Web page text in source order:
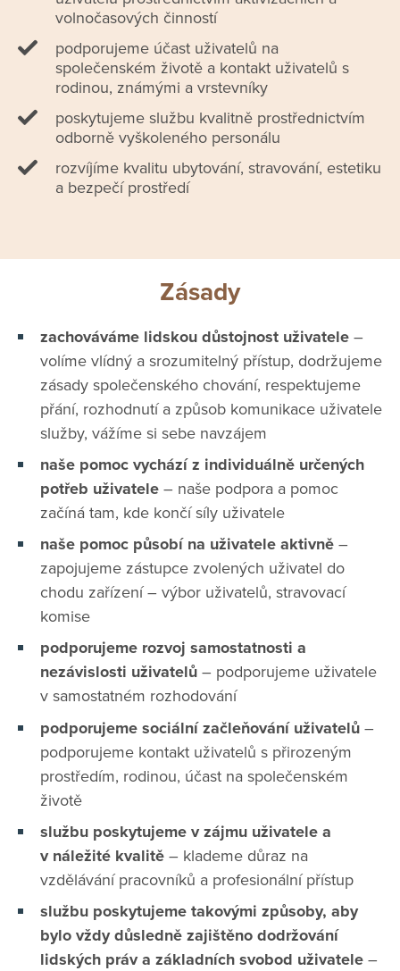
volnočasových činností
podporujeme účast uživatelů na
společenském životě a kontakt uživatelů s
rodinou, známými a vrstevníky
poskytujeme službu kvalitně prostřednictvím
odborně vyškoleného personálu
rozvíjíme kvalitu ubytování, stravování, estetiku
a bezpečí prostředí
Zásady
zachováváme lidskou důstojnost uživatele –
volíme vlídný a srozumitelný přístup, dodržujeme
zásady společenského chování, respektujeme
přání, rozhodnutí a způsob komunikace uživatele
služby, vážíme si sebe navzájem
naše pomoc vychází z individuálně určených
potřeb uživatele – naše podpora a pomoc
začíná tam, kde končí síly uživatele
naše pomoc působí na uživatele aktivně –
zapojujeme zástupce zvolených uživatel do
chodu zařízení – výbor uživatelů, stravovací
komise
podporujeme rozvoj samostatnosti a
nezávislosti uživatelů – podporujeme uživatele
v samostatném rozhodování
podporujeme sociální začleňování uživatelů –
podporujeme kontakt uživatelů s přirozeným
prostředím, rodinou, účast na společenském
životě
službu poskytujeme v zájmu uživatele a
v náležité kvalitě – klademe důraz na
vzdělávání pracovníků a profesionální přístup
službu poskytujeme takovými způsoby, aby
bylo vždy důsledně zajištěno dodržování
lidských práv a základních svobod uživatele –